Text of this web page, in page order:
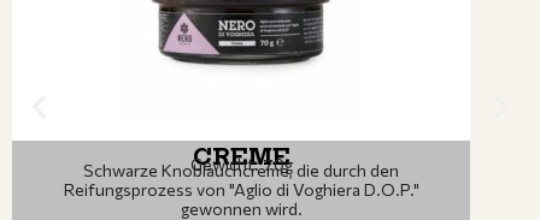
CREME
Gewicht: 70g
Schwarze Knoblauchcreme, die durch den
Reifungsprozess von "Aglio di Voghiera D.O.P."
gewonnen wird.